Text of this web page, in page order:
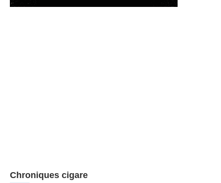
Chroniques cigare